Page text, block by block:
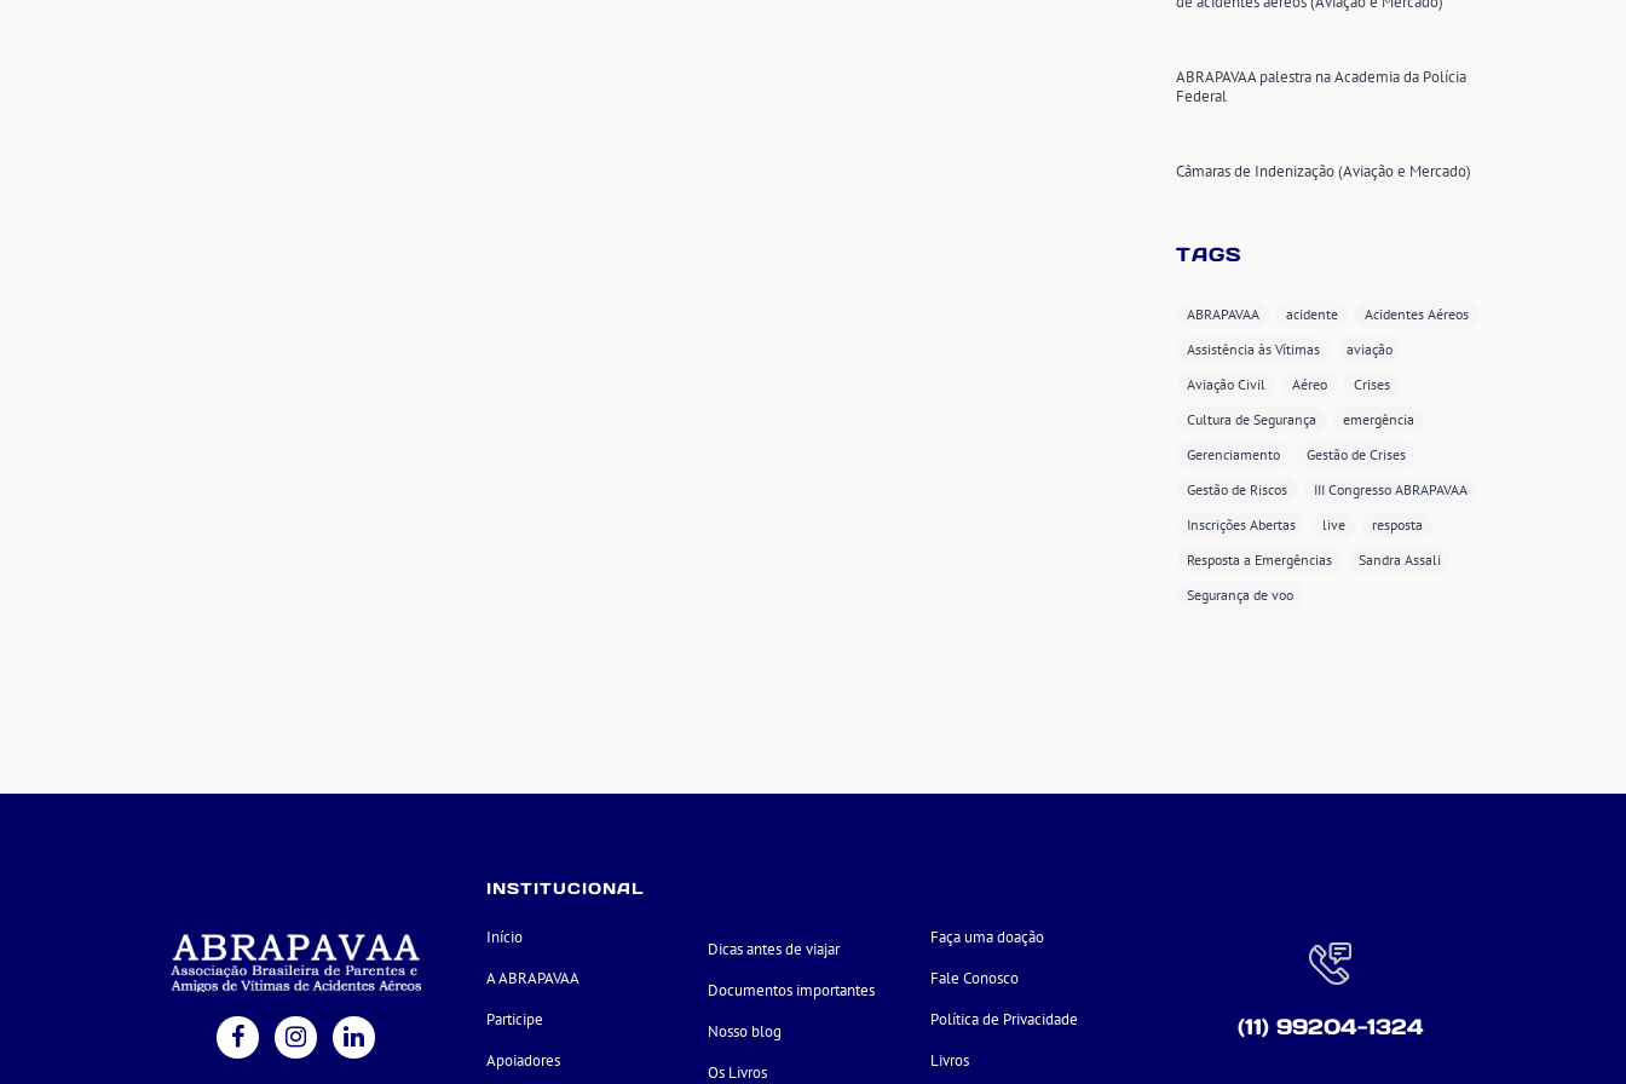
ABRAPAVAA palestra na Academia da Polícia
Federal
Câmaras de Indenização (Aviação e Mercado)
TAGS
ABRAPAVAA acidente
Acidentes Aéreos
Assistência às Vítimas
aviação
Aviação Civil
Aéreo
Crises
Cultura de Segurança
emergência
Gerenciamento
Gestão de Crises
Gestão de Riscos
III Congresso ABRAPAVAA
Inscrições Abertas
live
resposta
Resposta a Emergências
Sandra Assali
Segurança de voo
INSTITUCIONAL
Início
A ABRAPAVAA
Participe
Apoiadores
Dicas antes de viajar
Documentos importantes
Nosso blog
Os Livros
Faça uma doação
Fale Conosco
Política de Privacidade
Livros
(11) 99204-1324